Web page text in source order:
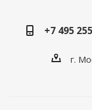
+7 495
г.